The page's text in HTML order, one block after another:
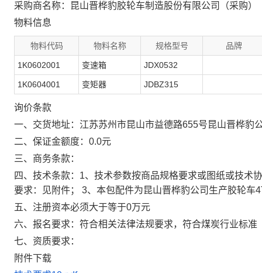
采购商名称：昆山晋桦豹胶轮车制造股份有限公司（采购）
物料信息
物料代码 物料名称 规格型号 品牌
1K0602001 变速箱 JDX0532
1K0604001 变矩器 JDBZ315
询价条款
一、交货地址：江苏苏州市昆山市益德路655号昆山晋桦豹
二、保证金额度：0.0元
三、商务条款：
四、技术条款：1、技术参数按商品规格要求或图纸或技术
要求：见附件； 3、本包配件为昆山晋桦豹公司生产胶轮车
五、注册资本必须大于等于0万元
六、报名要求：符合相关法律法规要求，符合煤炭行业标准
七、资质要求：
附件下载